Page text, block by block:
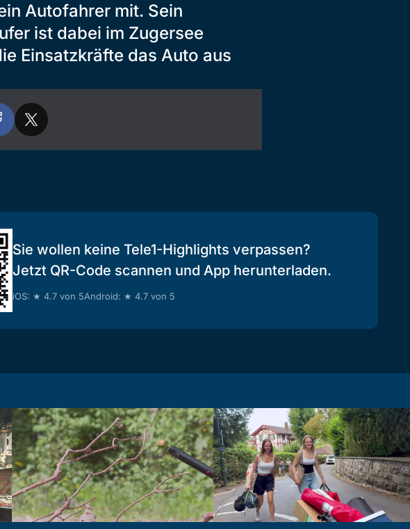
Autofahrer mit. Sein
ist dabei im Zugersee
Einsatzkräfte das Auto aus
Sie wollen keine Tele1-Highlights verpassen?
Jetzt QR-Code scannen und App herunterladen.
iOS: ★ 4.7 von 5Android: ★ 4.7 von 5